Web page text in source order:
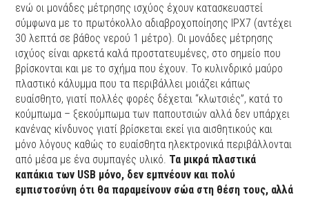
ενώ οι μονάδες μέτρησης ισχύος έχουν κατασκευαστεί
σύμφωνα με το πρωτόκολλο αδιαβροχοποίησης ΙΡΧ7 (αντέχει
30 λεπτά σε βάθος νερού 1 μέτρο). Οι μονάδες μέτρησης
ισχύος είναι αρκετά καλά προστατευμένες, στο σημείο που
βρίσκονται και με το σχήμα που έχουν. Το κυλινδρικό μαύρο
πλαστικό κάλυμμα που τα περιβάλλει μοιάζει κάπως
ευαίσθητο, γιατί πολλές φορές δέχεται “κλωτσιές”, κατά το
κούμπωμα – ξεκούμπωμα των παπουτσιών αλλά δεν υπάρχει
κανένας κίνδυνος γιατί βρίσκεται εκεί για αισθητικούς και
μόνο λόγους καθώς το ευαίσθητα ηλεκτρονικά περιβάλλονται
από μέσα με ένα συμπαγές υλικό. Τα μικρά πλαστικά
καπάκια των USB μόνο, δεν εμπνέουν και πολύ
εμπιστοσύνη ότι θα παραμείνουν σώα στη θέση τους, αλλά